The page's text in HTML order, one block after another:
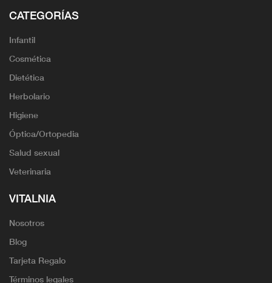
CATEGORÍAS
Infantil
Cosmética
Dietética
Herbolario
Higiene
Óptica/Ortopedia
Salud sexual
Veterinaria
VITALNIA
Nosotros
Blog
Tarjeta Regalo
Términos legales